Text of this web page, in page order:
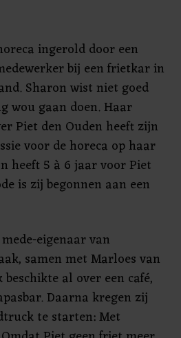
ingerold door een
bij een frietkar in
Sharon wist niet goed
wou gaan doen. Haar
Piet den Ouden heeft zijn
voor de horeca op haar
heeft 5 à 6 jaar voor Piet
is zij begonnen aan een
eigenaar van
samen met Marloes van
al over een café,
Daarna kregen zij
te starten: Met